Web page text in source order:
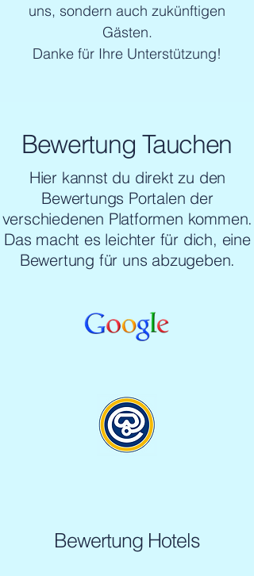
uns, sondern auch zukünftigen
Gästen.
Danke für Ihre Unterstützung!
Bewertung Tauchen
Hier kannst du direkt zu den
Bewertungs Portalen der
verschiedenen Platformen kommen.
Das macht es leichter für dich, eine
Bewertung für uns abzugeben.
Bewertung Hotels